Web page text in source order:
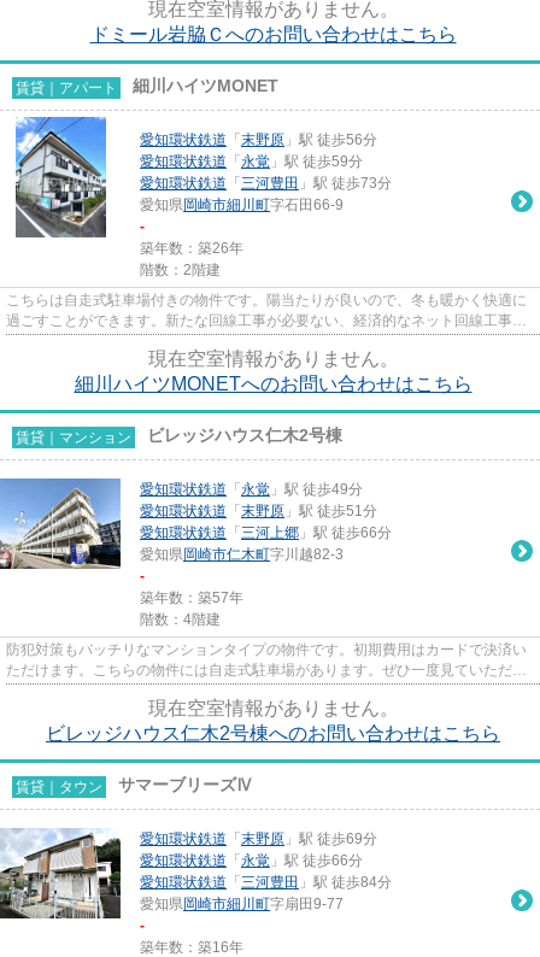
現在空室情報がありません。
ドミール岩脇Ｃへのお問い合わせはこちら
賃貸｜アパート 細川ハイツMONET
愛知環状鉄道 「 末野原 」駅 徒歩56分
愛知環状鉄道 「 永覚 」駅 徒歩59分
愛知環状鉄道 「 三河豊田 」駅 徒歩73分
愛知県岡崎市細川町字石田66-9
-
築年数：築26年
階数：2階建
こちらは自走式駐車場付きの物件です。陽当たりが良いので、冬も暖かく快適に
過ごすことができます。新たな回線工事が必要ない、経済的なネット回線工事済
現在空室情報がありません。
細川ハイツMONETへのお問い合わせはこちら
賃貸｜マンション ビレッジハウス仁木2号棟
愛知環状鉄道 「 永覚 」駅 徒歩49分
愛知環状鉄道 「 末野原 」駅 徒歩51分
愛知環状鉄道 「 三河上郷 」駅 徒歩66分
愛知県岡崎市仁木町字川越82-3
-
築年数：築57年
階数：4階建
防犯対策もバッチリなマンションタイプの物件です。初期費用はカードで決済い
ただけます。こちらの物件には自走式駐車場があります。ぜひ一度見ていただき
現在空室情報がありません。
ビレッジハウス仁木2号棟へのお問い合わせはこちら
賃貸｜タウン サマーブリーズⅣ
愛知環状鉄道 「 末野原 」駅 徒歩69分
愛知環状鉄道 「 永覚 」駅 徒歩66分
愛知環状鉄道 「 三河豊田 」駅 徒歩84分
愛知県岡崎市細川町字扇田9-77
-
築年数：築16年